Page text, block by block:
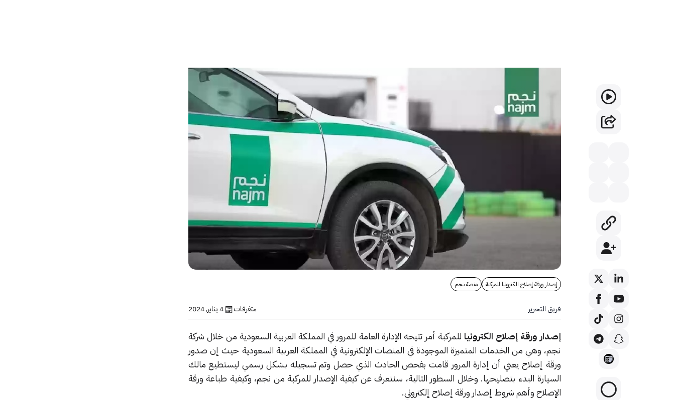
إصدار ورقة إصلاح الكترونيا للمركبة منصة نجم
فريق التحرير متفرقات 4 يناير, 2024
إصدار ورقة إصلاح الكترونيا للمركبة أمر تتيحه الإدارة العامة للمرور في المملكة العربية السعودية من خلال شركة
نجم، وهي من الخدمات المتميزة الموجودة في المنصات الإلكترونية في المملكة العربية السعودية حيث إن صدور
ورقة إصلاح يعني أن إدارة المرور قامت بفحص الحادث الذي حصل وتم تسجيله بشكل رسمي ليستطيع مالك
السيارة البدء بتصليحها. وخلال السطور التالية، سنتعرف عن كيفية الإصدار للمركبة من نجم، وكيفية طباعة ورقة
الإصلاح وأهم شروط إصدار ورقة إصلاح إلكتروني.